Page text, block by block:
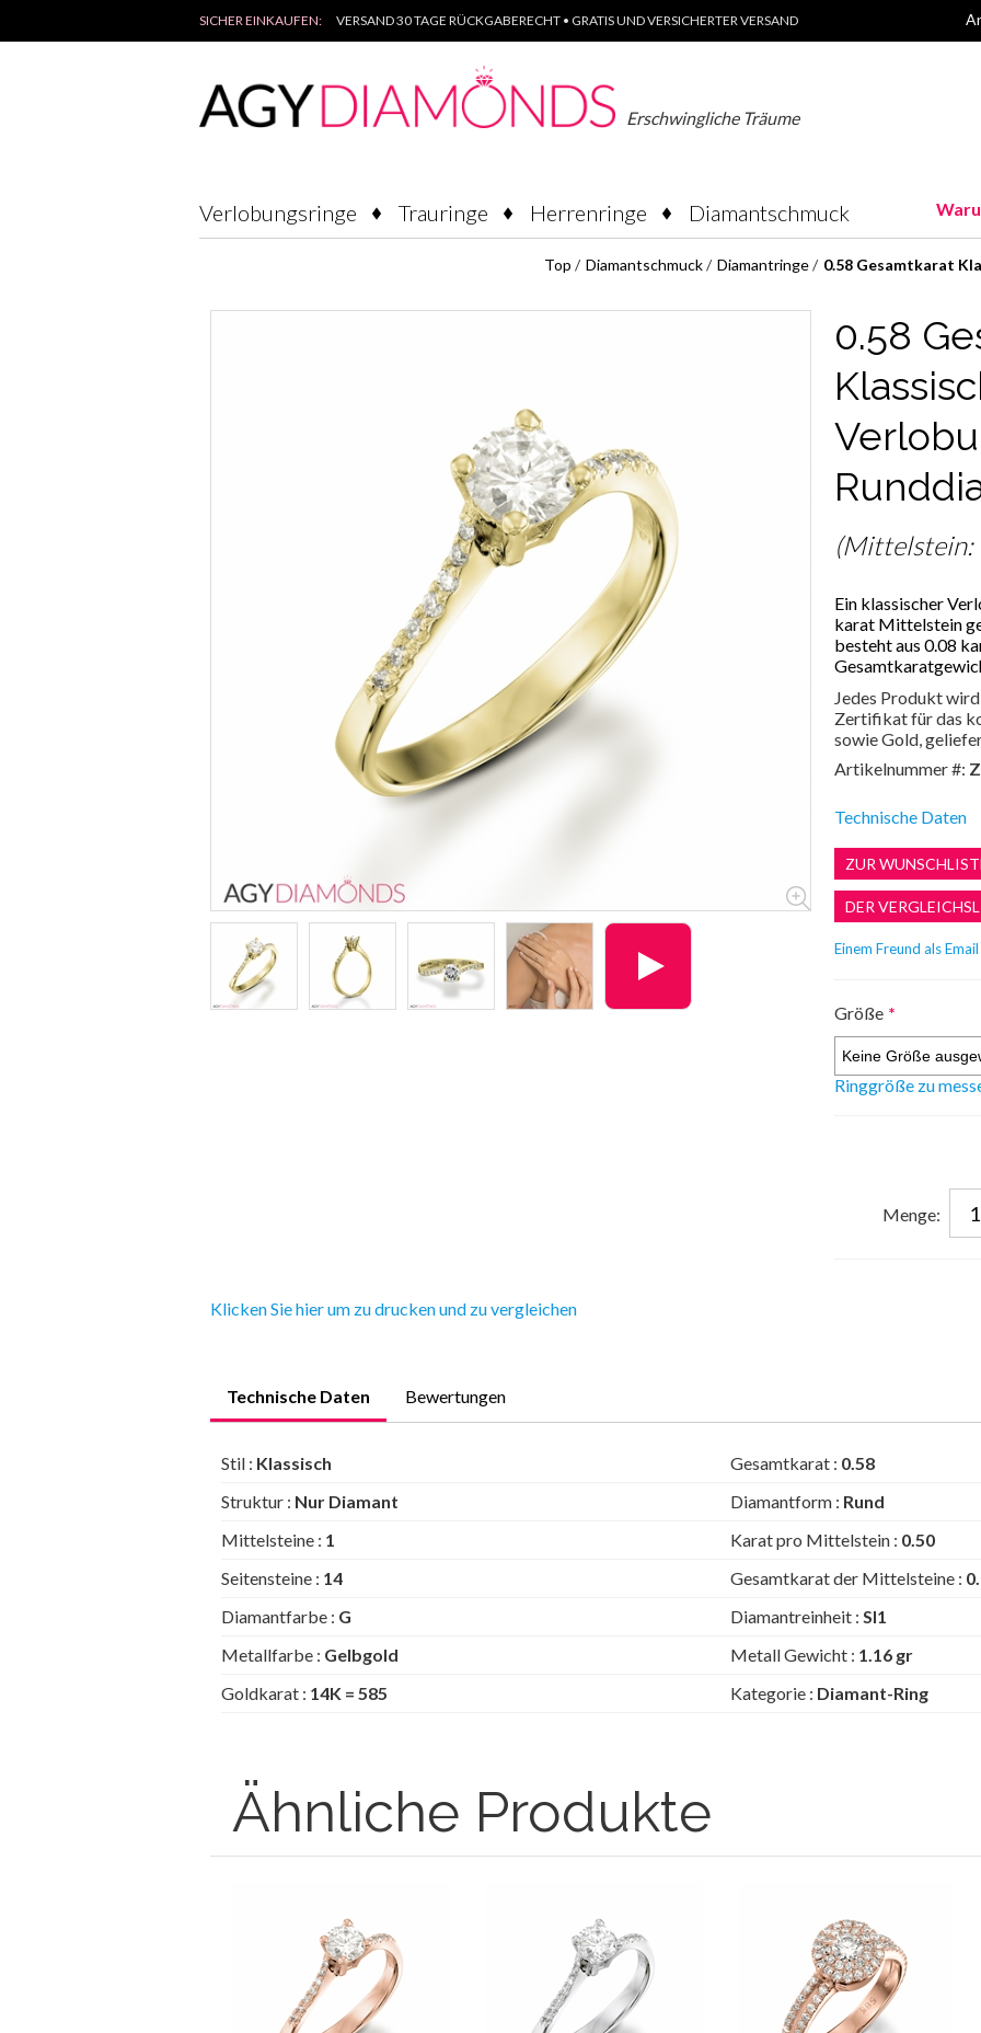
SICHER EINKAUFEN: VERSAND 30 TAGE RÜCKGABERECHT • GRATIS UND VERSICHERTER VERSAND
Erschwingliche Träume
Verlobungsringe Trauringe Herrenringe Diamantschmuck
Top / Diamantschmuck/ Diamantringe/ 0.58 Gesamtkarat
0.58
(Mittelstein:
Ein klassischer
karat Mittelstein
besteht aus 0.08
Jedes Produkt
Zertifikat für das
sowie Gold,
Artikelnummer #:
Technische Daten
Größe *
Ringgröße zu
Menge:
Klicken Sie hier um zu drucken und zu vergleichen
Technische Daten Bewertungen
Stil : Klassisch Gesamtkarat : 0.58
Struktur : Nur Diamant Diamantform : Rund
Mittelsteine : 1 Karat pro Mittelstein : 0.50
Seitensteine : 14 Gesamtkarat der Mittelsteine :
Diamantfarbe : G Diamantreinheit : SI1
Metallfarbe : Gelbgold Metall Gewicht : 1.16 gr
Goldkarat : 14K = 585 Kategorie : Diamant-Ring
Ähnliche Produkte